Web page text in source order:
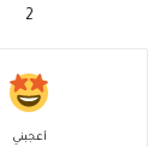
2
أعجبني